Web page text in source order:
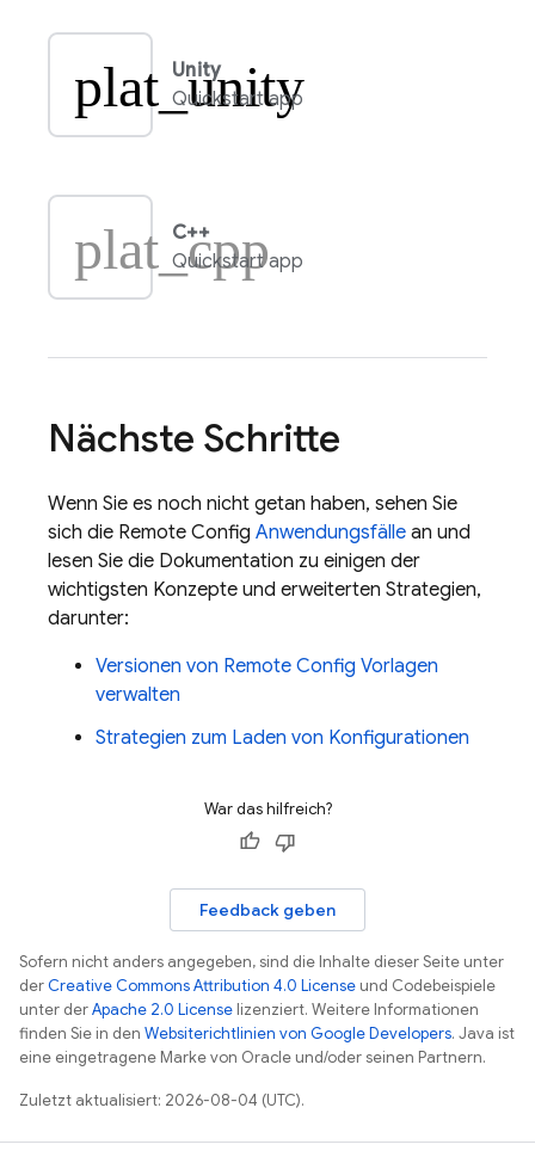
plat_unity
Unity
Quickstart app
plat_cpp
C++
Quickstart app
Nächste Schritte
Wenn Sie es noch nicht getan haben, sehen Sie
sich die Remote Config Anwendungsfälle an und
lesen Sie die Dokumentation zu einigen der
wichtigsten Konzepte und erweiterten Strategien,
darunter:
Versionen von Remote Config Vorlagen
verwalten
Strategien zum Laden von Konfigurationen
War das hilfreich?
Feedback geben
Sofern nicht anders angegeben, sind die Inhalte dieser Seite unter
derCreative Commons Attribution 4.0 License und Codebeispiele
unter derApache 2.0 License lizenziert. Weitere Informationen
finden Sie in den Websiterichtlinien von Google Developers. Java ist
eine eingetragene Marke von Oracle und/oder seinen Partnern.
Zuletzt aktualisiert: 2026-08-04 (UTC).